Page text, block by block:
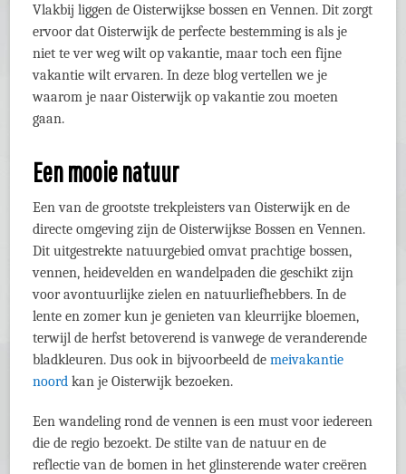
Vlakbij liggen de Oisterwijkse bossen en Vennen. Dit zorgt
ervoor dat Oisterwijk de perfecte bestemming is als je
niet te ver weg wilt op vakantie, maar toch een fijne
vakantie wilt ervaren. In deze blog vertellen we je
waarom je naar Oisterwijk op vakantie zou moeten
gaan.
Een mooie natuur
Een van de grootste trekpleisters van Oisterwijk en de
directe omgeving zijn de Oisterwijkse Bossen en Vennen.
Dit uitgestrekte natuurgebied omvat prachtige bossen,
vennen, heidevelden en wandelpaden die geschikt zijn
voor avontuurlijke zielen en natuurliefhebbers. In de
lente en zomer kun je genieten van kleurrijke bloemen,
terwijl de herfst betoverend is vanwege de veranderende
bladkleuren. Dus ook in bijvoorbeeld demeivakantie
noord kan je Oisterwijk bezoeken.
Een wandeling rond de vennen is een must voor iedereen
die de regio bezoekt. De stilte van de natuur en de
reflectie van de bomen in het glinsterende water creëren